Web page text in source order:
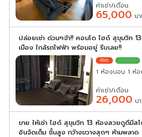
ค่าเช่า/เดือน
65,000 บ
ปล่อยเช่า ด่วนๆจ้า!! คอนโด ไฮด์ สุขุมวิท 13
เมือง ใกล้รถไฟฟ้า พร้อมอยู่ รีบเลย!!
1 ห้องนอน 1 ห้อ
ค่าเช่า/เดือน
26,000 บ
ขาย ให้เช่า ไฮด์ สุขุมวิท 13 ห้องสวยดูดีมีส
อินจัดเต็ม ชั้นสูง กว้างขวางสุดๆ ห้ามพลาด